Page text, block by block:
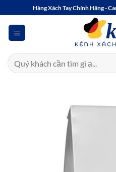
qua
dung
Hàng Xách Tay Chính Hãng -
Tìm
kiếm: